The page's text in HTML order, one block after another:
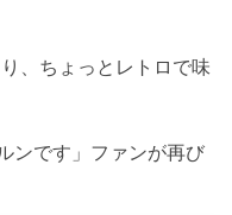
、ちょっとレトロで味
ンです」ファンが再び